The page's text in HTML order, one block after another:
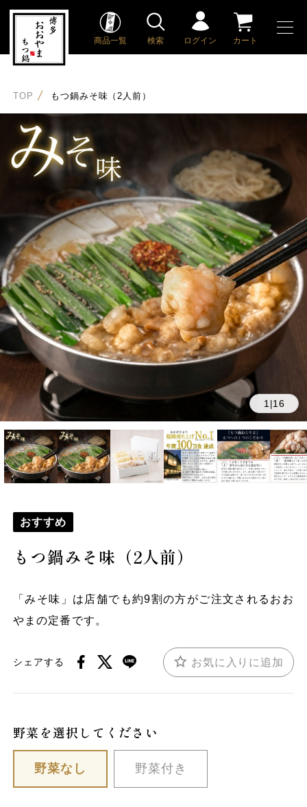
商品一覧 検索 ログイン カート
TOP もつ鍋みそ味（2人前）
1 |16
おすすめ
もつ鍋みそ味（2人前）
「みそ味」は店舗でも約9割の方がご注文されるおお
やまの定番です。
シェアする お気に入りに追加
野菜を選択してください
野菜なし 野菜付き